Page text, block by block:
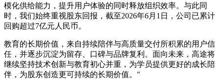
模化供给能力，提升用户体验的同时释放组织效率。与此同
时，我们始终重视股东回报，截至2026年6月1日，公司已累计
回购超过7亿元人民币。
教育的长期价值，来自持续陪伴与高质量交付所积累的用户信
任，并逐步沉淀为留存、口碑与品牌复利。面向未来，高途将
继续坚持技术创新与教育初心并重，为学员提供更好的成长陪
伴，为股东创造更可持续的长期价值。"